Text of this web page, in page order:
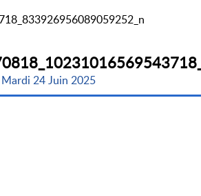
Mardi 24 Juin 2025